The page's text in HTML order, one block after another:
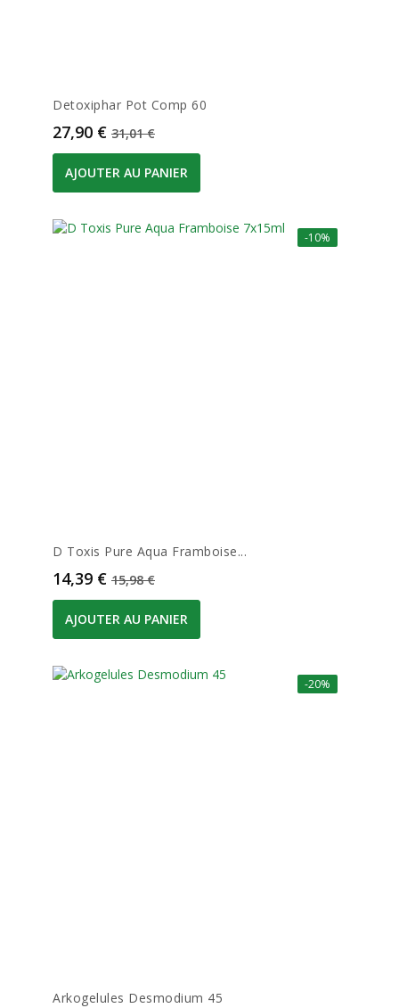
Detoxiphar Pot Comp 60
Prix
27,90 € Prix de base
31,01 €
AJOUTER AU PANIER
-10%
D Toxis Pure Aqua Framboise...
Prix
14,39 € Prix de base
15,98 €
AJOUTER AU PANIER
-20%
Arkogelules Desmodium 45